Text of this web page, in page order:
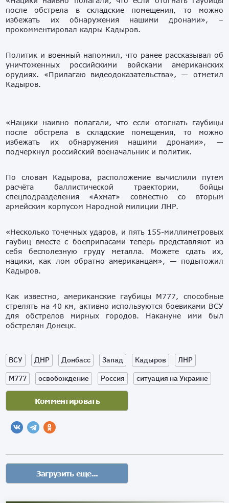
после обстрела в складские помещения, то можно
избежать их обнаружения нашими дронами», –
прокомментировал кадры Кадыров.
Политик и военный напомнил, что ранее рассказывал об
уничтоженных российскими войсками американских
орудиях. «Прилагаю видеодоказательства», — отметил
Кадыров.
«Нацики наивно полагали, что если отогнать гаубицы
после обстрела в складские помещения, то можно
избежать их обнаружения нашими дронами», —
подчеркнул российский военачальник и политик.
По словам Кадырова, расположение вычислили путем
расчёта баллистической траектории, бойцы
спецподразделения «Ахмат» совместно со вторым
армейским корпусом Народной милиции ЛНР.
«Несколько точечных ударов, и пять 155-миллиметровых
гаубиц вместе с боеприпасами теперь представляют из
себя бесполезную груду металла. Можете сдать их,
нацики, как лом обратно американцам», — подытожил
Кадыров.
Как известно, американские гаубицы М777, способные
стрелять на 40 км, активно используются боевиками ВСУ
для обстрелов мирных городов. Накануне ими был
обстрелян Донецк.
ВСУ ДНР Донбасс Запад Кадыров
ЛНР
М777
освобождение Россия ситуация на Украине